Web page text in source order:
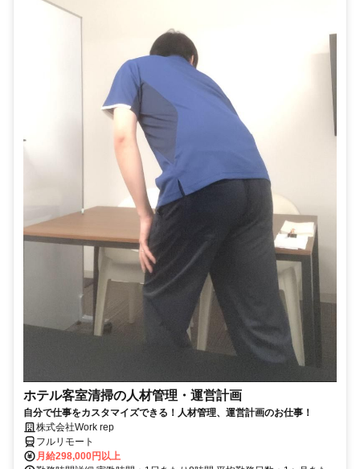
ホテル客室清掃の人材管理・運営計画
自分で仕事をカスタマイズできる！人材管理、運営計画のお仕事！
株式会社Work rep
フルリモート
月給298,000円以上